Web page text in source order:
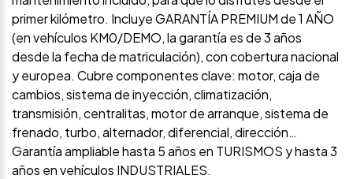
primer kilómetro. Incluye GARANTÍA PREMIUM de 1 AÑO
(en vehículos KM0/DEMO, la garantía es de 3 años
desde la fecha de matriculación), con cobertura nacional
y europea. Cubre componentes clave: motor, caja de
cambios, sistema de inyección, climatización,
transmisión, centralitas, motor de arranque, sistema de
frenado, turbo, alternador, diferencial, dirección…
Garantía ampliable hasta 5 años en TURISMOS y hasta 3
años en vehículos INDUSTRIALES.